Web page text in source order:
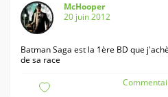
McHooper
20 juin 2012
Batman Saga est la 1ère BD que
de sa race